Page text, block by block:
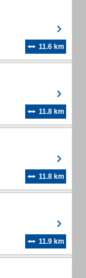
11.6 km
11.8 km
11.8 km
11.9 km